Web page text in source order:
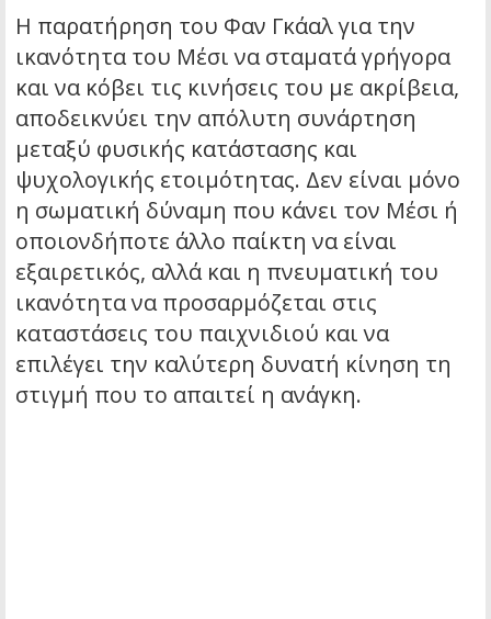
Η παρατήρηση του Φαν Γκάαλ για την
ικανότητα του Μέσι να σταματά γρήγορα
και να κόβει τις κινήσεις του με ακρίβεια,
αποδεικνύει την απόλυτη συνάρτηση
μεταξύ φυσικής κατάστασης και
ψυχολογικής ετοιμότητας. Δεν είναι μόνο
η σωματική δύναμη που κάνει τον Μέσι ή
οποιονδήποτε άλλο παίκτη να είναι
εξαιρετικός, αλλά και η πνευματική του
ικανότητα να προσαρμόζεται στις
καταστάσεις του παιχνιδιού και να
επιλέγει την καλύτερη δυνατή κίνηση τη
στιγμή που το απαιτεί η ανάγκη.